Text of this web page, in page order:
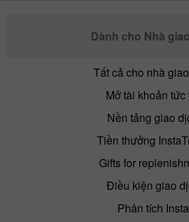
Dành cho Nhà
Tất cả cho nhà
Mở tài khoản tức
Nền tảng giao
Tiền thưởng
Gifts for
Điều kiện giao
Phân tích Insta